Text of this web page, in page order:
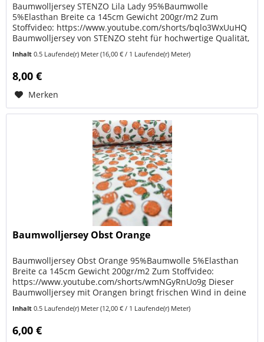
Baumwolljersey STENZO Lila Lady 95%Baumwolle
5%Elasthan Breite ca 145cm Gewicht 200gr/m2 Zum
Stoffvideo: https://www.youtube.com/shorts/bqlo3WxUuHQ
Baumwolljersey von STENZO steht für hochwertige Qualität,
Inhalt0.5 Laufende(r) Meter(16,00 € / 1 Laufende(r) Meter)
8,00 €
Merken
Baumwolljersey Obst Orange
Baumwolljersey Obst Orange 95%Baumwolle 5%Elasthan
Breite ca 145cm Gewicht 200gr/m2 Zum Stoffvideo:
https://www.youtube.com/shorts/wmNGyRnUo9g Dieser
Baumwolljersey mit Orangen bringt frischen Wind in deine
Inhalt0.5 Laufende(r) Meter(12,00 € / 1 Laufende(r) Meter)
6,00 €